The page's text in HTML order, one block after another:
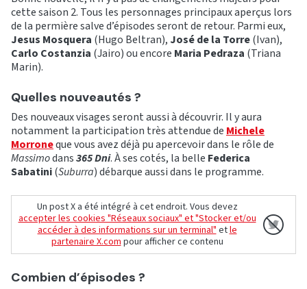
cette saison 2. Tous les personnages principaux aperçus lors
de la permière salve d’épisodes seront de retour. Parmi eux,
Jesus Mosquera (Hugo Beltran), José de la Torre(Ivan),
Carlo Costanzia (Jairo) ou encore Maria Pedraza (Triana
Marin).
Quelles nouveautés ?
Des nouveaux visages seront aussi à découvrir. Il y aura
notamment la participation très attendue de Michele
Morroneque vous avez déjà pu apercevoir dans le rôle de
Massimodans365 Dni. À ses cotés, la belle Federica
Sabatini(Suburra) débarque aussi dans le programme.
Un post X a été intégré à cet endroit. Vous devez
accepter les cookies "Réseaux sociaux" et "Stocker et/ou
accéder à des informations sur un terminal"etle
partenaire X.compour afficher ce contenu
Combien d’épisodes ?